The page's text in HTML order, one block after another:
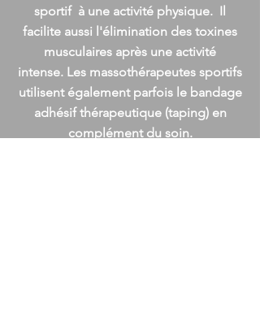
sportif à une activité physique. Il
facilite aussi l'élimination des toxines
musculaires après une activité
intense. Les massothérapeutes sportifs
utilisent également parfois le bandage
adhésif thérapeutique (taping) en
complément du soin.